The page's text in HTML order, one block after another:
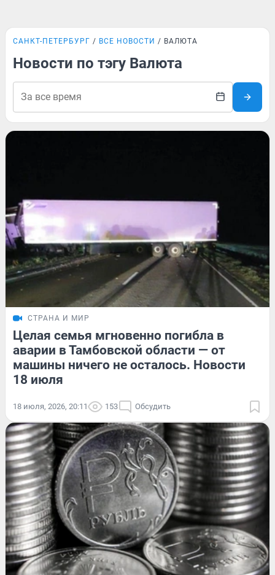
САНКТ-ПЕТЕРБУРГ ВСЕ НОВОСТИ ВАЛЮТА
Новости по тэгу Валюта
СТРАНА И МИР
Целая семья мгновенно погибла в
аварии в Тамбовской области — от
машины ничего не осталось. Новости
18 июля
18 июля, 2026, 20:11 153 Обсудить